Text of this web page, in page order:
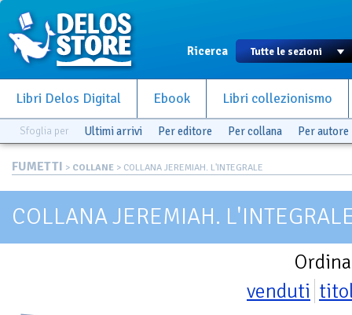
Ricerca
Libri Delos Digital Ebook Libri collezionismo
Sfoglia per Ultimi arrivi Per editore Per collana Per autore
FUMETTI > COLLANE > COLLANA JEREMIAH. L'INTEGRALE
COLLANA JEREMIAH.
venduti